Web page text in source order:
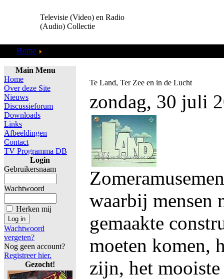
Televisie (Video) en Radio
(Audio) Collectie
Home
Main Menu
Home
Over deze Site
Nieuws
Discussieforum
Downloads
Links
Afbeeldingen
Contact
TV Programma DB
Login
Gebruikersnaam
Wachtwoord
Herken mij
Wachtwoord
vergeten?
Nog geen account?
Registreer hier.
Gezocht!
Te Land, Ter Zee en in de Lucht
zondag, 30 juli
waarbij mensen
gemaakte
moeten komen,
zijn, het